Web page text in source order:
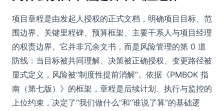
项目章程是由发起人授权的正式文档，明确项目目标、范
围边界、关键里程碑、预算框架、主要干系人与项目经理
的权责边界。它并非冗余文书，而是风险管理的第 0 道
防线：当目标被共同理解、决策被正确授权、变更路径被
显式定义，风险被“制度性提前消解”。依据《PMBOK 指
南（第七版）》的框架，章程是后续计划、执行与监控的
上位约束，决定了“我们做什么”和“谁说了算”的基础逻